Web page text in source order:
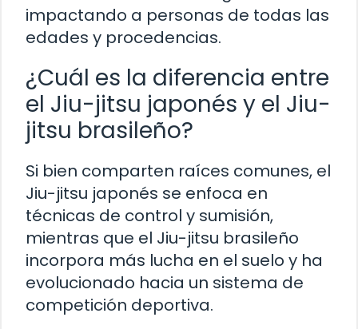
impactando a personas de todas las
edades y procedencias.
¿Cuál es la diferencia entre
el Jiu-jitsu japonés y el Jiu-
jitsu brasileño?
Si bien comparten raíces comunes, el
Jiu-jitsu japonés se enfoca en
técnicas de control y sumisión,
mientras que el Jiu-jitsu brasileño
incorpora más lucha en el suelo y ha
evolucionado hacia un sistema de
competición deportiva.